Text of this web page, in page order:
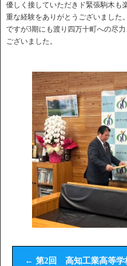
優しく接していただきド緊張駒木も
重な経験をありがとうございました
ですが3期にも渡り四万十町への尽
ございました。
← 第2回 高知工業高等